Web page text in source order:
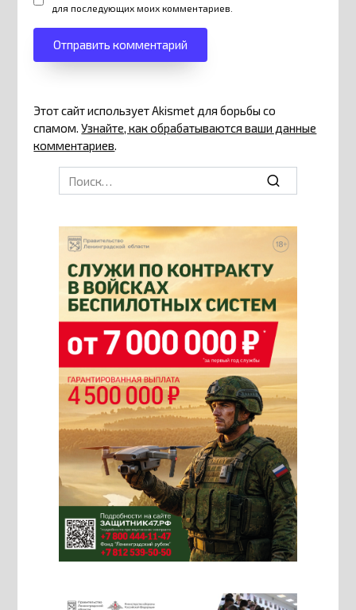
для последующих моих комментариев.
Этот сайт использует Akismet для борьбы со
спамом.Узнайте, как обрабатываются ваши данные
комментариев.
Search
for: